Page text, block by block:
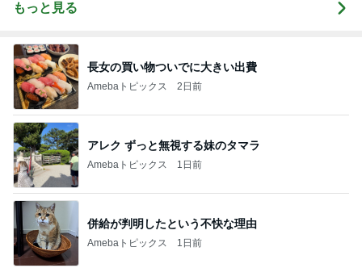
もっと見る
長女の買い物ついでに大きい出費
Amebaトピックス 2日前
アレク ずっと無視する妹のタマラ
Amebaトピックス 1日前
併給が判明したという不快な理由
Amebaトピックス 1日前